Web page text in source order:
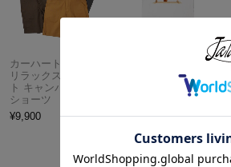
カーハート Carhartt
リラックスドフィッ
ト キャンバスワーク
ショーツ
¥9,900
アメリカンクラシッ
クス AMERICAN CL
ASSICS ムービーT
シャツ フォレストガ